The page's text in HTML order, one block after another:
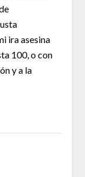
ira asesina
100, o con
y a la